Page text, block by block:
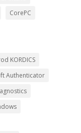
CorePC
KORDICS
Authenticator